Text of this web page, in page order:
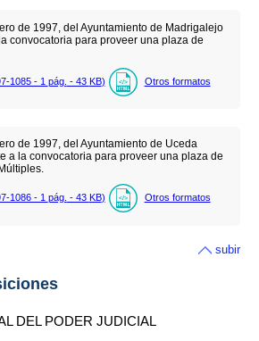
de 1997, del Ayuntamiento de Madrigalejo
convocatoria para proveer una plaza de
1085 - 1 pág. - 43 KB) Otros formatos
de 1997, del Ayuntamiento de Uceda
a la convocatoria para proveer una plaza de
1086 - 1 pág. - 43 KB) Otros formatos
subir
DEL PODER JUDICIAL